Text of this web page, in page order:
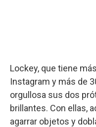
Lockey, que tiene
Instagram y más de
orgullosa sus dos
brillantes. Con ellas,
agarrar objetos y